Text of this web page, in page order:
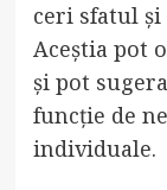
ceri sfatul
Aceștia pot
și pot
funcție de
individuale.